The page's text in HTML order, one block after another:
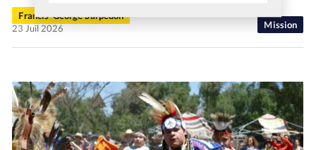
Mission
Francis-George Sarpédon
23 Juil 2026